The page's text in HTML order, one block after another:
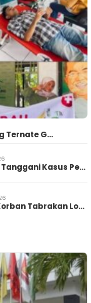
Ternate G…
Kasus Pe…
Tabrakan Lo…